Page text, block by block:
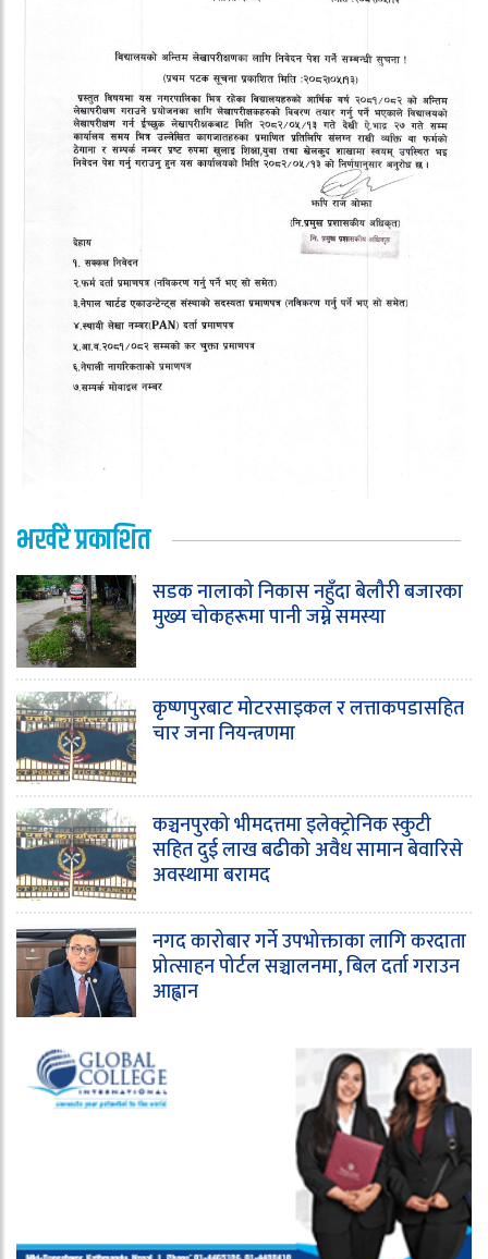
भर्खरै प्रकाशित
सडक नालाको निकास नहुँदा बेलौरी बजारका
मुख्य चोकहरूमा पानी जम्ने समस्या
कृष्णपुरबाट मोटरसाइकल र लत्ताकपडासहित
चार जना नियन्त्रणमा
कञ्चनपुरको भीमदत्तमा इलेक्ट्रोनिक स्कुटी
सहित दुई लाख बढीको अवैध सामान बेवारिसे
अवस्थामा बरामद
नगद कारोबार गर्ने उपभोक्ताका लागि करदाता
प्रोत्साहन पोर्टल सञ्चालनमा, बिल दर्ता गराउन
आह्वान